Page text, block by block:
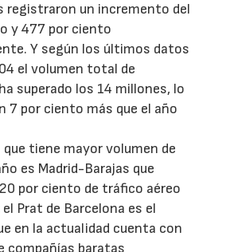
registraron un incremento del
y 477 por ciento
Y según los últimos datos
el volumen total de
superado los 14 millones, lo
7 por ciento más que el año
que tiene mayor volumen de
es Madrid-Barajas que
por ciento de tráfico aéreo
Prat de Barcelona es el
en la actualidad cuenta con
compañías baratas